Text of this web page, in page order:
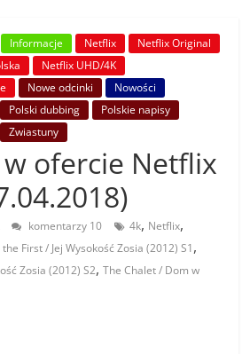
Informacje Netflix
Netflix Original
Netflix UHD/4K
Nowe odcinki
Nowości
Polski dubbing
Polskie napisy
Zwiastuny
ofercie Netflix
komentarzy 10 4k, Netflix,
First / Jej Wysokość Zosia (2012) S1,
Zosia (2012) S2,The Chalet / Dom w